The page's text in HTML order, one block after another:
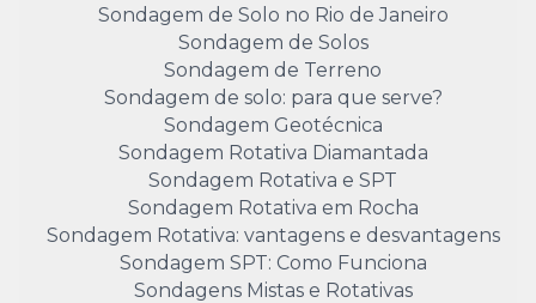
Sondagem de Solo no Rio de Janeiro
Sondagem de Solos
Sondagem de Terreno
Sondagem de solo: para que serve?
Sondagem Geotécnica
Sondagem Rotativa Diamantada
Sondagem Rotativa e SPT
Sondagem Rotativa em Rocha
Sondagem Rotativa: vantagens e desvantagens
Sondagem SPT: Como Funciona
Sondagens Mistas e Rotativas